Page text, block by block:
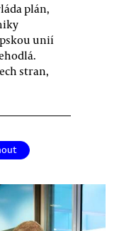
plán,
unií
stran,